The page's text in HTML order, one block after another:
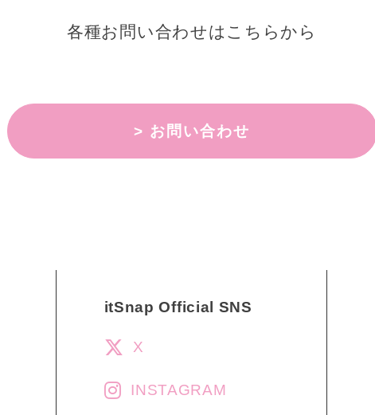
各種お問い合わせはこちらから
> お問い合わせ
itSnap Official SNS
X
INSTAGRAM